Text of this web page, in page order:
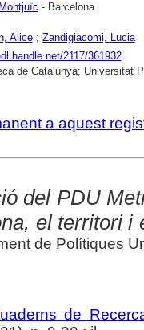
- Barcelona
Alice; Zandigiacomi, Lucia
2117/361932
de Catalunya; Universitat
a aquest
del PDU
el territori i
de Polítiques
de